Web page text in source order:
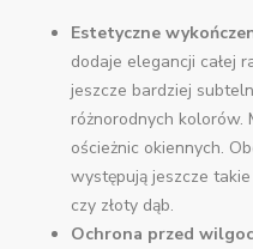
Estetyczne
dodaje elegancji całej
jeszcze bardziej
różnorodnych kolorów.
ościeżnic okiennych.
występują jeszcze
czy złoty dąb.
Ochrona przed